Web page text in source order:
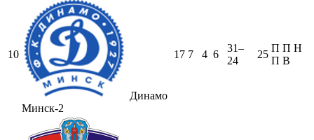
10
Динамо
Минск-2
17 7 4 6
31–
24
25
П П Н
П В